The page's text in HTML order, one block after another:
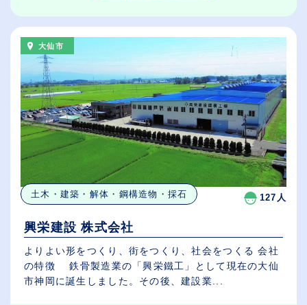
大仙市
土木・建築・解体・鋼構造物・採石 127人
興栄建設 株式会社
よりよい形をつくり、街をつくり、社会をつくる 会社
の特徴 鉄骨製造業の「興栄鐵工」として現在の大仙
市神岡に誕生しました。その後、建設業...